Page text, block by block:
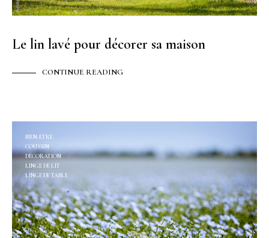
Le lin lavé pour décorer sa maison
CONTINUE READING
BIEN-ÊTRE
COUSSIN
DÉCORATION
LINGE DE LIT
LINGE DE TABLE